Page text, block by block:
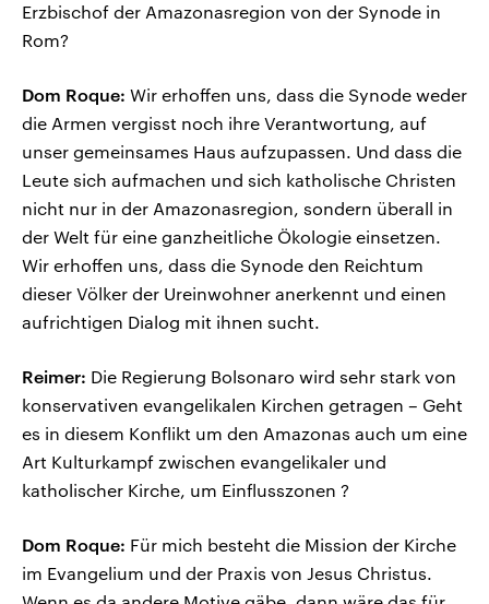
Erzbischof der Amazonasregion von der Synode in
Rom?
Dom Roque: Wir erhoffen uns, dass die Synode weder
die Armen vergisst noch ihre Verantwortung, auf
unser gemeinsames Haus aufzupassen. Und dass die
Leute sich aufmachen und sich katholische Christen
nicht nur in der Amazonasregion, sondern überall in
der Welt für eine ganzheitliche Ökologie einsetzen.
Wir erhoffen uns, dass die Synode den Reichtum
dieser Völker der Ureinwohner anerkennt und einen
aufrichtigen Dialog mit ihnen sucht.
Reimer: Die Regierung Bolsonaro wird sehr stark von
konservativen evangelikalen Kirchen getragen – Geht
es in diesem Konflikt um den Amazonas auch um eine
Art Kulturkampf zwischen evangelikaler und
katholischer Kirche, um Einflusszonen ?
Dom Roque: Für mich besteht die Mission der Kirche
im Evangelium und der Praxis von Jesus Christus.